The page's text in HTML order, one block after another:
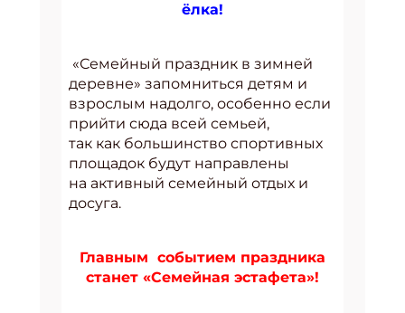
ёлка!
«Семейный праздник в зимней
деревне» запомниться детям и
взрослым надолго, особенно если
прийти сюда всей семьей,
так как большинство спортивных
площадок будут направлены
на активный семейный отдых и
досуга.
Главным событием праздника
станет «Семейная эстафета»!